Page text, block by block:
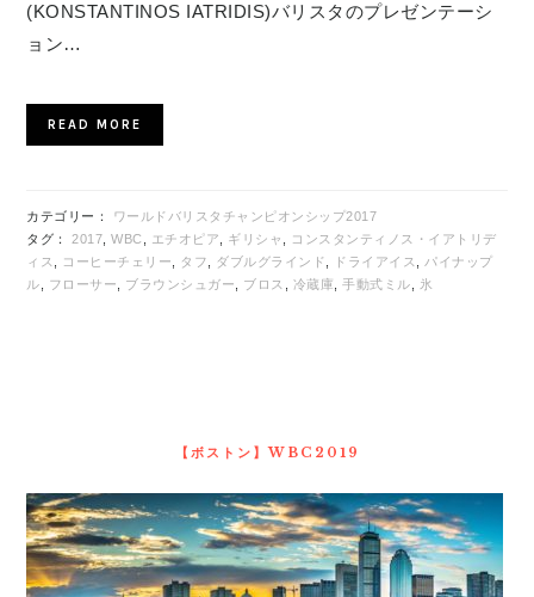
(KONSTANTINOS IATRIDIS)バリスタのプレゼンテーシ
ョン…
READ MORE
カテゴリー： ワールドバリスタチャンピオンシップ2017
タグ： 2017 ,WBC エチオピア ギリシャ
コンスタンティノス・イアトリデ
ィス
コーヒーチェリー タフ ダブルグラインド ドライアイス
パイナップ
ル
フローサー ブラウンシュガー ブロス 冷蔵庫 ,手動式ミル 氷
サ
イ
ド
バ
【ボストン】WBC2019